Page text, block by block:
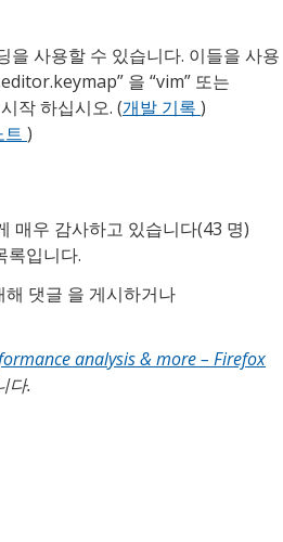
을 사용할 수 있습니다. 이들을 사용
을 “vim” 또는
작 하십시오. (개발 기록 )
트 )
매우 감사하고 있습니다(43 명)
록입니다.
댓글 을 게시하거나
analysis & more – Firefox
다.